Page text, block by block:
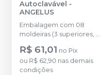
Autoclavável -
ANGELUS
Embalagem com 08
moldeiras (3 superiores, 3
inferiores e 2 parciais)
cores sortidas (Azul,
Amarelo e Laranja)
R$ 61,01 no Pix
ou R$ 62,90 nas demais
condições